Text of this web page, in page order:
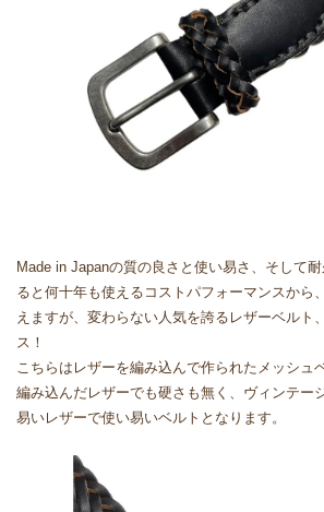
Made in Japanの質の良さと使い易さ、そして
ると何十年も使えるコストパフォーマンスから
えますが、変わらない人気を誇るレザーベルト
ス！
こちらはレザーを編み込んで作られたメッシュ
編み込んだレザーでも硬さも無く、ヴィンテー
易いレザーで使い易いベルトとなります。